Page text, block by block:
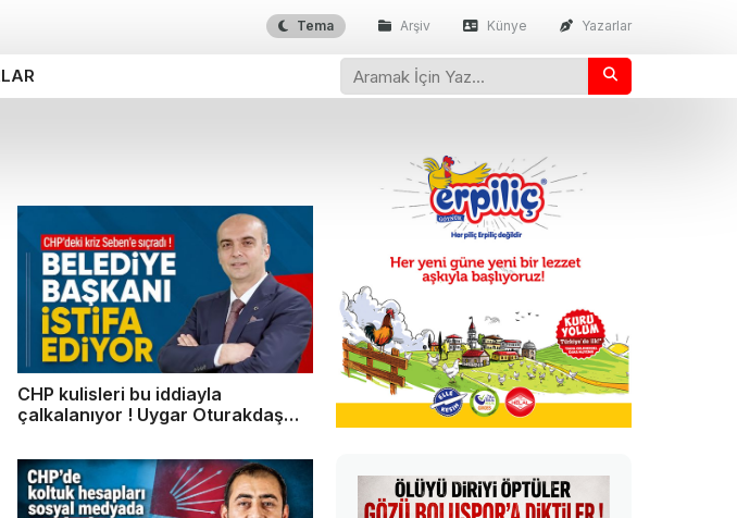
Tema Arşiv Künye Yazarlar
CHP kulisleri bu iddiayla
çalkalanıyor ! Uygar Oturakdaş